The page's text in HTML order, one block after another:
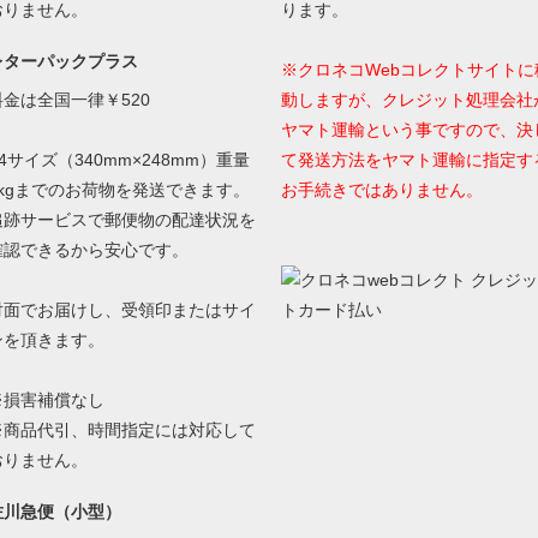
ません。
ターパックプラス
金は全国一律￥520
サイズ（340mm×248mm）重量
までのお荷物を発送できます。
跡サービスで郵便物の配達状況を
できるから安心です。
面でお届けし、受領印またはサイ
頂きます。
害補償なし
品代引、時間指定には対応して
ません。
急便（小型）
ります。
※クロネコWebコレクトサイトに
動しますが、クレジット処理会社
ヤマト運輸という事ですので、決
て発送方法をヤマト運輸に指定す
お手続きではありません。